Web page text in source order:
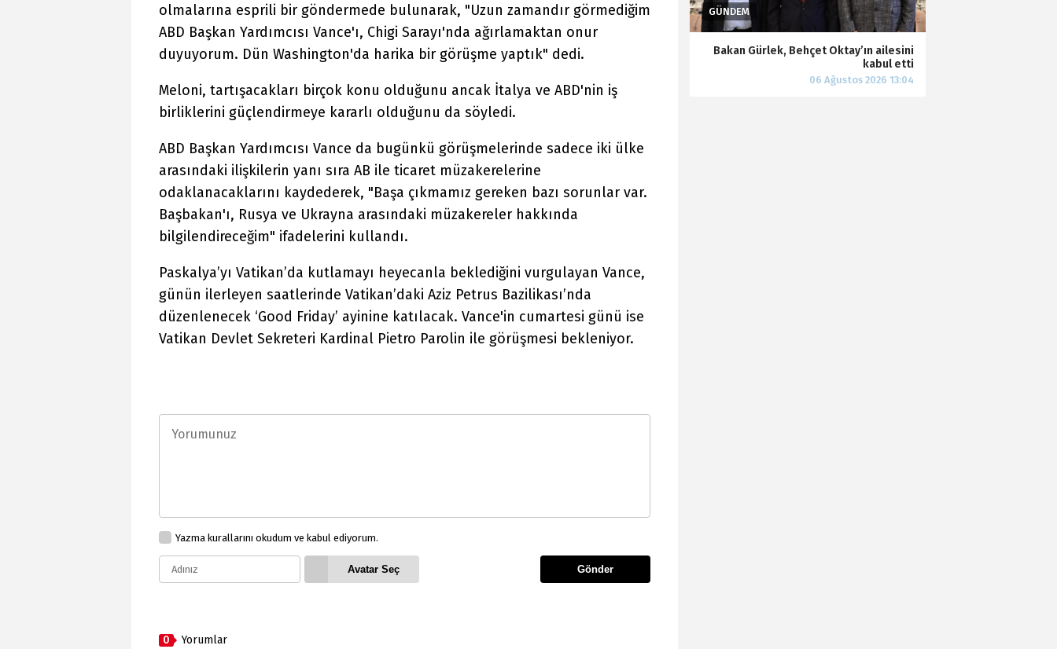
olmalarına esprili bir göndermede bulunarak, "Uzun zamandır görmediğim
ABD Başkan Yardımcısı Vance'ı, Chigi Sarayı'nda ağırlamaktan onur
duyuyorum. Dün Washington'da harika bir görüşme yaptık" dedi.
Meloni, tartışacakları birçok konu olduğunu ancak İtalya ve ABD'nin iş
birliklerini güçlendirmeye kararlı olduğunu da söyledi.
ABD Başkan Yardımcısı Vance da bugünkü görüşmelerinde sadece iki ülke
arasındaki ilişkilerin yanı sıra AB ile ticaret müzakerelerine
odaklanacaklarını kaydederek, "Başa çıkmamız gereken bazı sorunlar var.
Başbakan'ı, Rusya ve Ukrayna arasındaki müzakereler hakkında
bilgilendireceğim" ifadelerini kullandı.
Paskalya’yı Vatikan’da kutlamayı heyecanla beklediğini vurgulayan Vance,
günün ilerleyen saatlerinde Vatikan’daki Aziz Petrus Bazilikası’nda
düzenlenecek ‘Good Friday’ ayinine katılacak. Vance'in cumartesi günü ise
Vatikan Devlet Sekreteri Kardinal Pietro Parolin ile görüşmesi bekleniyor.
Yazma kurallarını okudum ve kabul ediyorum.
Avatar Seç Gönder
0 Yorumlar
Bakan Gürlek, Behçet Oktay’ın ailesini
kabul etti